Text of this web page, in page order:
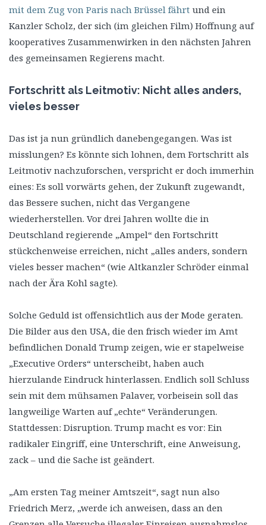
mit dem Zug von Paris nach Brüssel fährt und ein
Kanzler Scholz, der sich (im gleichen Film) Hoffnung auf
kooperatives Zusammenwirken in den nächsten Jahren
des gemeinsamen Regierens macht.
Fortschritt als Leitmotiv: Nicht alles anders,
vieles besser
Das ist ja nun gründlich danebengegangen. Was ist
misslungen? Es könnte sich lohnen, dem Fortschritt als
Leitmotiv nachzuforschen, verspricht er doch immerhin
eines: Es soll vorwärts gehen, der Zukunft zugewandt,
das Bessere suchen, nicht das Vergangene
wiederherstellen. Vor drei Jahren wollte die in
Deutschland regierende „Ampel“ den Fortschritt
stückchenweise erreichen, nicht „alles anders, sondern
vieles besser machen“ (wie Altkanzler Schröder einmal
nach der Ära Kohl sagte).
Solche Geduld ist offensichtlich aus der Mode geraten.
Die Bilder aus den USA, die den frisch wieder im Amt
befindlichen Donald Trump zeigen, wie er stapelweise
„Executive Orders“ unterscheibt, haben auch
hierzulande Eindruck hinterlassen. Endlich soll Schluss
sein mit dem mühsamen Palaver, vorbeisein soll das
langweilige Warten auf „echte“ Veränderungen.
Stattdessen: Disruption. Trump macht es vor: Ein
radikaler Eingriff, eine Unterschrift, eine Anweisung,
zack – und die Sache ist geändert.
„Am ersten Tag meiner Amtszeit“, sagt nun also
Friedrich Merz, „werde ich anweisen, dass an den